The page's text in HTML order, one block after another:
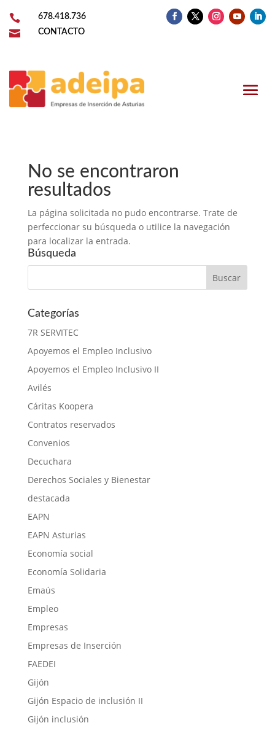
 678.418.736
 CONTACTO
No se encontraron
resultados
La página solicitada no pudo encontrarse. Trate de
perfeccionar su búsqueda o utilice la navegación
para localizar la entrada.
Búsqueda
Categorías
7R SERVITEC
Apoyemos el Empleo Inclusivo
Apoyemos el Empleo Inclusivo II
Avilés
Cáritas Koopera
Contratos reservados
Convenios
Decuchara
Derechos Sociales y Bienestar
destacada
EAPN
EAPN Asturias
Economía social
Economía Solidaria
Emaús
Empleo
Empresas
Empresas de Inserción
FAEDEI
Gijón
Gijón Espacio de inclusión II
Gijón inclusión